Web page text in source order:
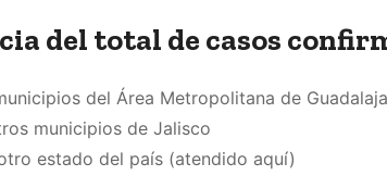
del total de casos
del Área Metropolitana de
municipios de Jalisco
estado del país (atendido aquí)